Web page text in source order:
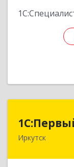
Иркутск
664007,